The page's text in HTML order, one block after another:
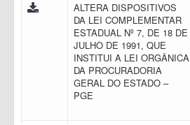
ALTERA DISPOSITIVOS
DA LEI COMPLEMENTAR
ESTADUAL Nº 7, DE 18 DE
JULHO DE 1991, QUE
INSTITUI A LEI ORGÂNICA
DA PROCURADORIA
GERAL DO ESTADO –
PGE